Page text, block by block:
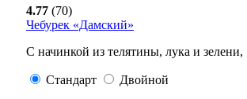
4.77 (70)
Чебурек «Дамский»
С начинкой из телятины, лука и зелени,
Стандарт Двойной